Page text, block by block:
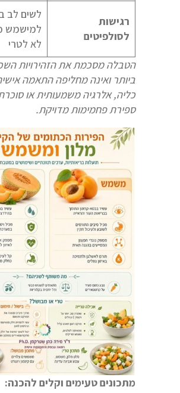
רגישות
לסולפיטים
לשים לב
למישמש
לא לטרי
הטבלה מסכמת את הזהירויות
ביותר ואינה מחליפה התאמה
כליה, אלרגיה משמעותית או
ספירת פחמימות מדויקת.
מתכונים טעימים וקלים להכנה: